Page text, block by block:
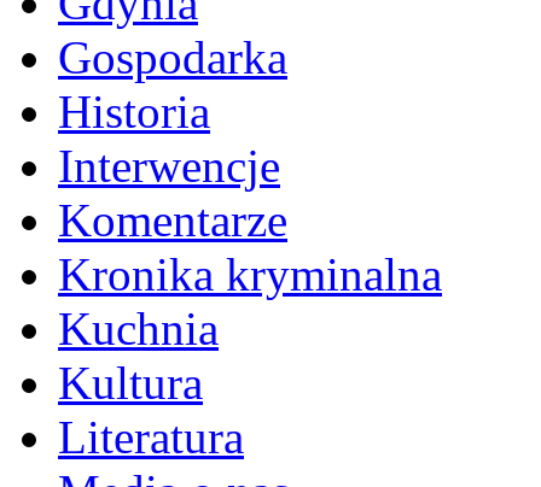
Gospodarka
Historia
Interwencje
Komentarze
Kronika kryminalna
Kuchnia
Kultura
Literatura